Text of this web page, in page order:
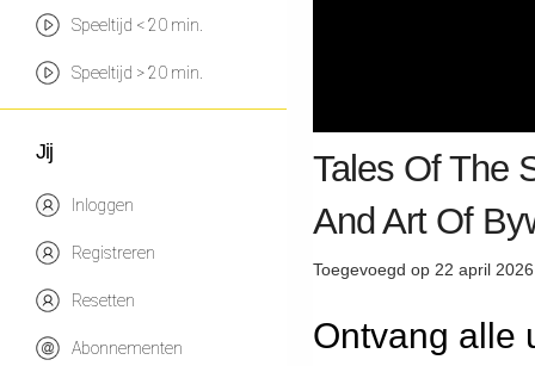
Speeltijd < 20 min.
Speeltijd > 20 min.
Jij
Inloggen
Registreren
Resetten
Abonnementen
Tales Of The
And Art Of
Toegevoegd op 22 april
Ontvang alle